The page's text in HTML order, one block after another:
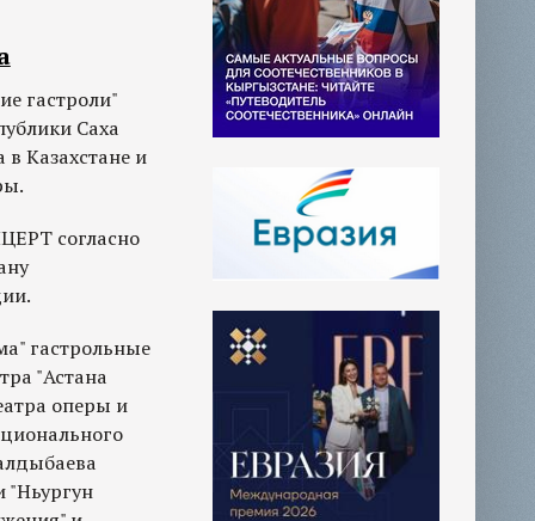
гастроли"
Саха
Казахстане и
согласно
гастрольные
"Астана
оперы и
"Ньургун